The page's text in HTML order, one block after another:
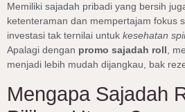
Memiliki sajadah pribadi yang bersih
ketenteraman dan mempertajam fokus
investasi tak ternilai untuk kesehatan
Apalagi dengan promo sajadah roll,
menjadi lebih mudah dijangkau, bak
Mengapa Sajadah